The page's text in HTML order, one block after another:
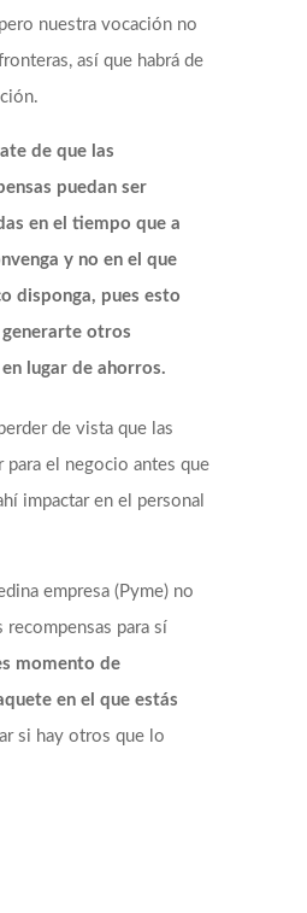
nuestra vocación no
así que habrá de
de que las
puedan ser
en el tiempo que a
y no en el que
disponga, pues esto
otros
lugar de ahorros.
de vista que las
para el negocio antes que
impactar en el personal
empresa (Pyme) no
recompensas para sí
momento de
en el que estás
si hay otros que lo